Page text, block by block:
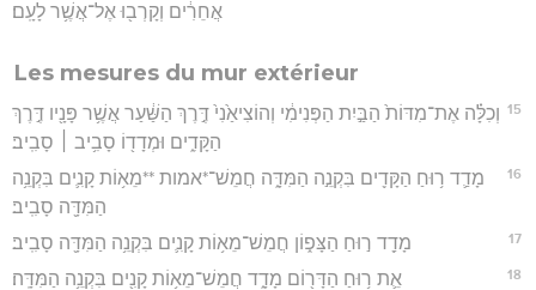
אֲחֵרִ֔ים וְקָרְב֖וּ אֶל־אֲשֶׁ֥ר לָעָֽם׃
Les mesures du mur extérieur
15 וְכִלָּ֗ה אֶת־מִדּוֹת֙ הַבַּ֣יִת הַפְּנִימִ֔י וְהוֹצִיאַ֙נִי֙ דֶּ֣רֶךְ הַשַּׁ֔עַר אֲשֶׁ֥ר פָּנָ֖יו דֶּ֣רֶךְ
הַקָּדִ֑ים וּמְדָד֖וֹ סָבִ֥יב ׀ סָבִֽיב׃
16
מָדַ֛ד ר֥וּחַ הַקָּדִ֖ים בִּקְנֵ֣ה הַמִּדָּ֑ה חֲמֵשׁ־*אמות **מֵא֥וֹת קָנִ֛ים בִּקְנֵ֥ה
הַמִּדָּ֖ה סָבִֽיב׃
17 מָדַ֖ד ר֣וּחַ הַצָּפ֑וֹן חֲמֵשׁ־מֵא֥וֹת קָנִ֛ים בִּקְנֵ֥ה הַמִּדָּ֖ה סָבִֽיב׃
18 אֵ֛ת ר֥וּחַ הַדָּר֖וֹם מָדָ֑ד חֲמֵשׁ־מֵא֥וֹת קָנִ֖ים בִּקְנֵ֥ה הַמִּדָּֽה׃